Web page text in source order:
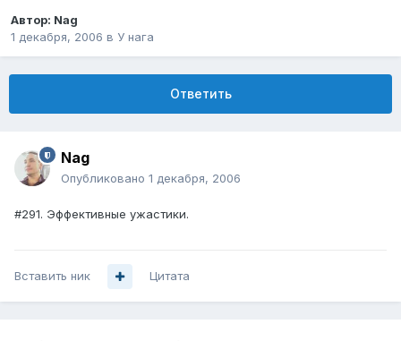
Автор: Nag
1 декабря, 2006 в У нага
Ответить
Nag
Опубликовано 1 декабря, 2006
#291. Эффективные ужастики.
Вставить ник Цитата